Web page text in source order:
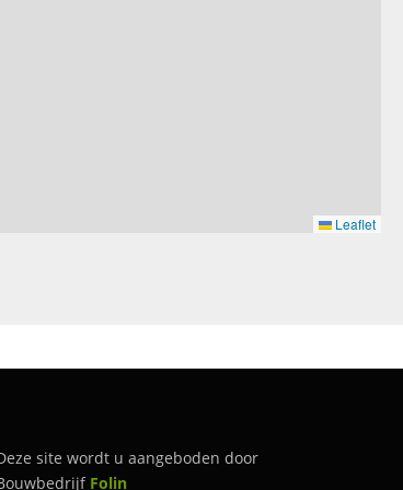
Leaflet
site wordt u aangeboden door
Folin